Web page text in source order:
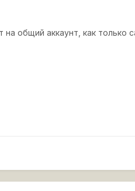
общий аккаунт, как только